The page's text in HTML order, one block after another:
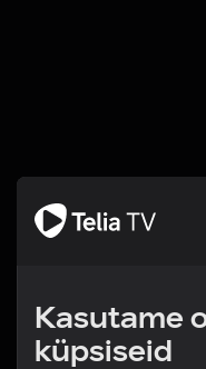
Kasutame
küpsiseid